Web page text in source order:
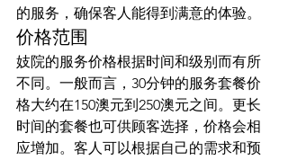
的服务，确保客人能得到满意的体验。
价格范围
妓院的服务价格根据时间和级别而有所
不同。一般而言，30分钟的服务套餐价
格大约在150澳元到250澳元之间。更长
时间的套餐也可供顾客选择，价格会相
应增加。客人可以根据自己的需求和预